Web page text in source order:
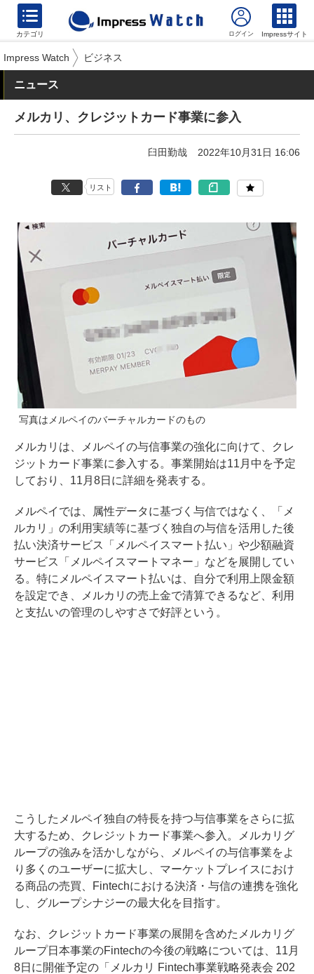
カテゴリ Impressサイト
Impress Watch ビジネス
ニュース
メルカリ、クレジットカード事業に参入
臼田勤哉 2022年10月31日 16:06
リスト
写真はメルペイのバーチャルカードのもの
メルカリは、メルペイの与信事業の強化に向けて、クレ
ジットカード事業に参入する。事業開始は11月中を予定
しており、11月8日に詳細を発表する。
メルペイでは、属性データに基づく与信ではなく、「メ
ルカリ」の利用実績等に基づく独自の与信を活用した後
払い決済サービス「メルペイスマート払い」や少額融資
サービス「メルペイスマートマネー」などを展開してい
る。特にメルペイスマート払いは、自分で利用上限金額
を設定でき、メルカリの売上金で清算できるなど、利用
と支払いの管理のしやすさで好評という。
こうしたメルペイ独自の特長を持つ与信事業をさらに拡
大するため、クレジットカード事業へ参入。メルカリグ
ループの強みを活かしながら、メルペイの与信事業をよ
り多くのユーザーに拡大し、マーケットプレイスにおけ
る商品の売買、Fintechにおける決済・与信の連携を強化
し、グループシナジーの最大化を目指す。
なお、クレジットカード事業の展開を含めたメルカリグ
ループ日本事業のFintechの今後の戦略については、11月
8日に開催予定の「メルカリ Fintech事業戦略発表会 202